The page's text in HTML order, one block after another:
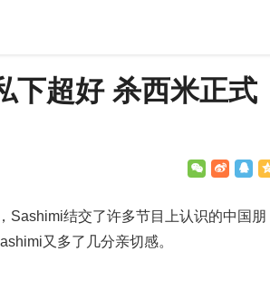
下超好 杀西米正式
Sashimi结交了许多节目上认识的中国朋
又多了几分亲切感。